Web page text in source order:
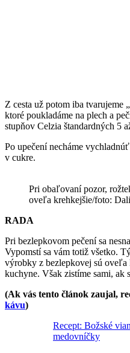
Z cesta už potom iba tvarujeme
ktoré poukladáme na plech a
stupňov Celzia štandardných 5
Po upečení necháme
v cukre.
Pri obaľovaní pozor,
oveľa krehkejšie/foto:
RADA
Pri bezlepkovom pečení sa
Vypomstí sa vám totiž všetko.
výrobky z bezlepkovej sú oveľa
kuchyne. Však zistíme sami, ak
(Ak vás tento článok zaujal,
kávu)
Recept: Božské
medovníčky